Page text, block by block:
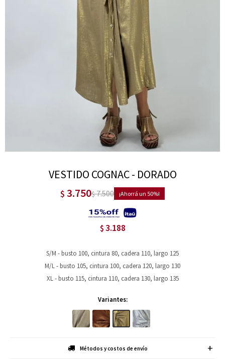
VESTIDO COGNAC - DORADO
$ 3.750$7.500 50
$ 3.188
S/M - busto 100, cintura 80, cadera 110, largo 125
M/L - busto 105, cintura 100, cadera 120, largo 130
XL - busto 115, cintura 110, cadera 130, largo 135
Variantes:
Métodos y costos de envío